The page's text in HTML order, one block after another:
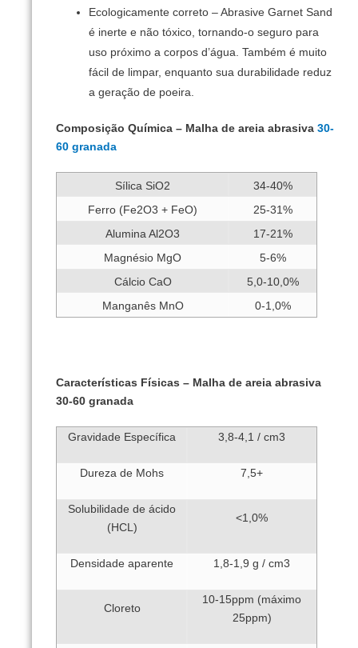
Ecologicamente correto – Abrasive Garnet Sand
é inerte e não tóxico, tornando-o seguro para
uso próximo a corpos d’água.Também é muito
fácil de limpar, enquanto sua durabilidade reduz
a geração de poeira.
Composição Química – Malha de areia abrasiva 30-
60 granada
Sílica SiO2
34-40%
Ferro (Fe2O3 + FeO)
25-31%
Alumina Al2O3
17-21%
Magnésio MgO
5-6%
Cálcio CaO
5,0-10,0%
Manganês MnO
0-1,0%
Características Físicas – Malha de areia abrasiva
30-60 granada
Gravidade Específica 3,8-4,1 / cm3
Dureza de Mohs 7,5+
Solubilidade de ácido
(HCL)
<1,0%
Densidade aparente 1,8-1,9 g / cm3
Cloreto
10-15ppm (máximo
25ppm)